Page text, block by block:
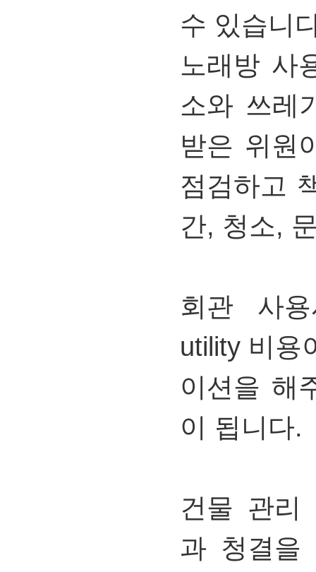
수 있습니
노래방 사
소와 쓰레
받은 위원
점검하고
간, 청소,
회관
사
utility 비용
이션을 해
이 됩니다.
건물 관리
과 청결을